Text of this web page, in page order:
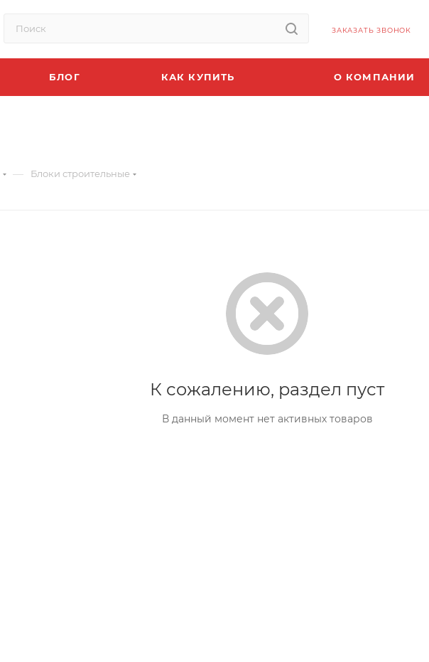
ЗАКАЗАТЬ ЗВОНОК
БЛОГ КАК КУПИТЬ О КОМПАНИИ
— Блоки строительные
К сожалению, раздел пуст
В данный момент нет активных товаров